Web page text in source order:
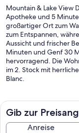
Mountain & Lake View
Apotheke und 5
großartiger Ort zum
zum Entspannen,
Aussicht und frischer
Minuten und Genf 30
hervorragend. Die
im 2. Stock mit
Blanc.
Gib zur
Anreise